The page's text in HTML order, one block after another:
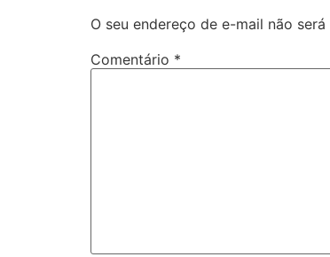
O seu endereço de e-mail não
Comentário *